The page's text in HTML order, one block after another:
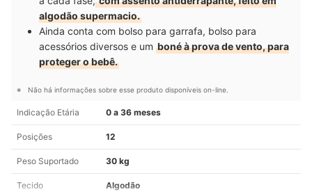
algodão supermacio.
Ainda conta com bolso para garrafa, bolso para
acessórios diversos e um boné à prova de vento, para
proteger o bebê.
Não há informações sobre esse produto disponíveis on-line.
Indicação Etária 0 a 36 meses
Posições 12
Peso Suportado 30 kg
Tecido Algodão